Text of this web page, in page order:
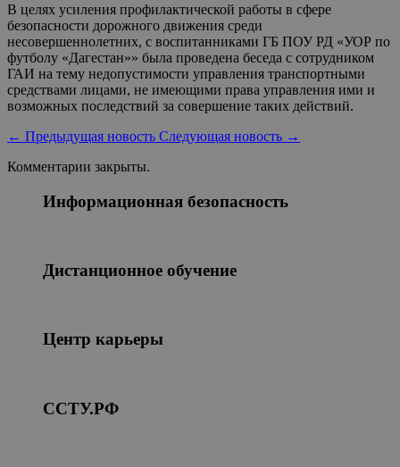
В целях усиления профилактической работы в сфере
безопасности дорожного движения среди
несовершеннолетних, с воспитанниками ГБ ПОУ РД «УОР по
футболу «Дагестан»» была проведена беседа с сотрудником
ГАИ на тему недопустимости управления транспортными
средствами лицами, не имеющими права управления ими и
возможных последствий за совершение таких действий.
← Предыдущая новость Следующая новость →
Комментарии закрыты.
Информационная безопасность
Дистанционное обучение
Центр карьеры
ССТУ.РФ